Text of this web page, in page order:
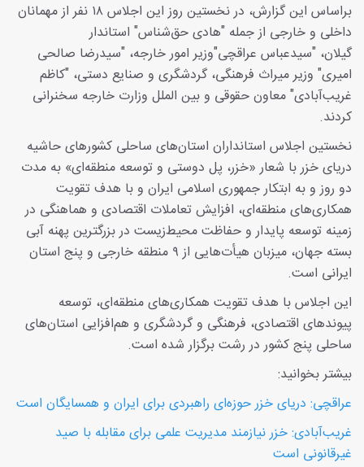
براساس این گزارش، در نخستین روز این اجلاس ۱۸ نفر از مهمانان
داخلی و خارجی از جمله "هادی حق‌شناس" استاندار
گیلان، "سیدعباس عراقچی"وزیر امور خارجه، "سیدرضا صالحی
امیری" وزیر میراث فرهنگی، ‌گردشگری و صنایع دستی، "کاظم
غریب‌آبادی" معاون حقوقی و بین الملل وزارت خارجه سخنرانی
کردند.
نخستین اجلاس استانداران استان‌های ساحلی کشورهای حاشیه
دریای خزر با شعار «خزر، پل دوستی و توسعه منطقه‌ای» به مدت
دو روز و به ابتکار جمهوری اسلامی ایران و با هدف تقویت
همکاری‌های منطقه‌ای، افزایش تعاملات اقتصادی و هماهنگی در
زمینه توسعه پایدار و حفاظت محیط‌زیست در بزرگترین پهنه آبی
بسته جهان، میزبان هیأت‌هایی از ۹ منطقه خارجی و پنج استان
ایرانی است.
این اجلاس با هدف تقویت همکاری‌های منطقه‌ای، توسعه
پیوندهای اقتصادی، فرهنگی و گردشگری و هم‌افزایی استان‌های
ساحلی پنج کشور در رشت برگزار شده است.
بیشتر بخوانید:
عراقچی: دریای خزر حوزه‌ای راهبردی برای ایران و همسایگان است
غریب‌آبادی: خزر نیازمند مدیریت علمی برای مقابله با صید
غیرقانونی است